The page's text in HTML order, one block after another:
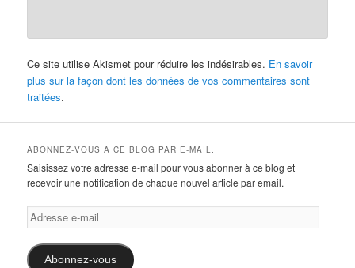
Ce site utilise Akismet pour réduire les indésirables. En savoir
plus sur la façon dont les données de vos commentaires sont
traitées.
ABONNEZ-VOUS À CE BLOG PAR E-MAIL.
Saisissez votre adresse e-mail pour vous abonner à ce blog et
recevoir une notification de chaque nouvel article par email.
Adresse
e-
mail
Abonnez-vous